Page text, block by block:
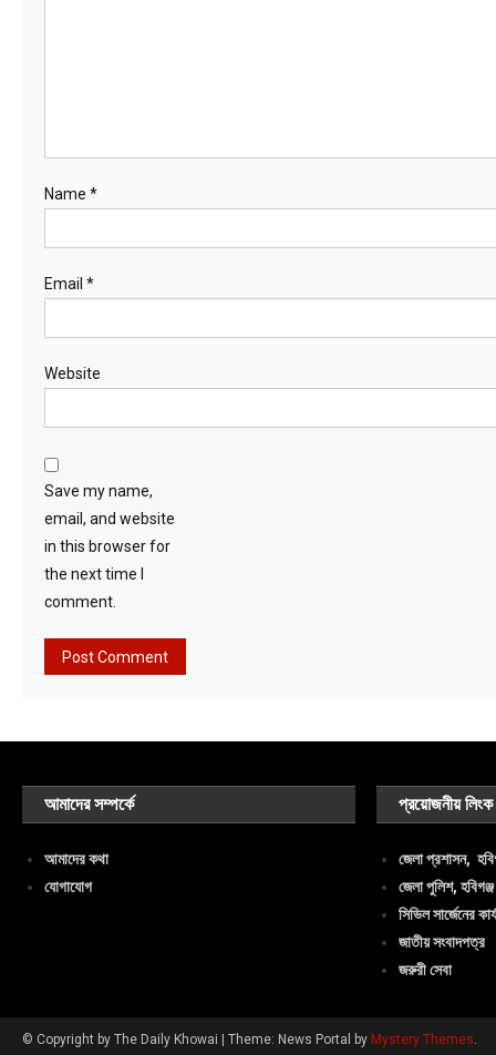
Name *
Email *
Website
Save my name,
email, and website
in this browser for
the next time I
comment.
আমাদের সম্পর্কে
আমাদের কথা
যোগাযোগ
প্রয়োজনীয় লিংক
জেলা প্রশাসন,
জেলা পুলিশ, হবিগঞ্জ
সিভিল সার্জেনের
জাতীয় সংবাদপত্র
জরুরী সেবা
© Copyright by The Daily Khowai Theme: News Portal by Mystery Themes.